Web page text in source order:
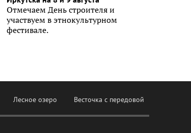
Отмечаем День строителя и
участвуем в этнокультурном
фестивале.
Лесное озеро Весточка с передовой